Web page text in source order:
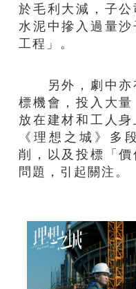
於毛利大減，子
水泥中摻入過量
工程」。
另外，劇中亦
標機會，投入大
放在建材和工人身
《理想之城》多
削，以及投標「
問題，引起關注。